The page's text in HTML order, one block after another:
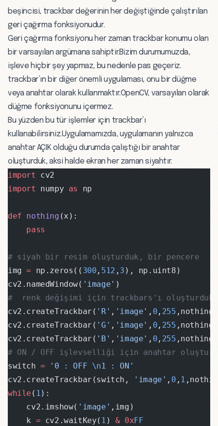
beşincisi, trackbar değerinin her değiştiğinde çalıştırılan
geri çağırma fonksiyonudur.
Geri çağırma fonksiyonu her zaman trackbar konumu olan
bir varsayılan argümana sahiptir.Bizim durumumuzda,
işleve hiçbir şey yapmaz, bu nedenle pas geçeriz.
trackbar’ın bir diğer önemli uygulaması, onu bir düğme
veya anahtar olarak kullanmaktır.OpenCV, varsayılan olarak
düğme fonksiyonunu içermez.
Bu yüzden bu tür işlemler için trackbar’ı
kullanabilirsiniz.Uygulamamızda, uygulamanın yalnızca
anahtar AÇIK olduğu durumda çalıştığı bir anahtar
oluşturduk, aksi halde ekran her zaman siyahtır.
import cv2
import numpy as np
def nothing (x):
    pass
# siyah bir resim oluşturduk, bir pencere
img = np.zeros(( 300 , 512 , 3 ), np.uint8)
cv2.namedWindow( 'image' )
#  renk değişimi için trackbars'ı oluşturduk
cv2.createTrackbar( 'R' , 'image' , 0 , 255 ,nothing)
cv2.createTrackbar( 'G' , 'image' , 0 , 255 ,nothing)
cv2.createTrackbar( 'B' , 'image' , 0 , 255 ,nothing)
# ON / OFF işlevselliği için anahtar
switch = '0 : OFF \n1 : ON'
cv2.createTrackbar(switch,
'image' , 0 , 1
while ( 1):
    cv2.imshow(
'image' ,img)
    k
= cv2.waitKey( 1 ) & 0xFF